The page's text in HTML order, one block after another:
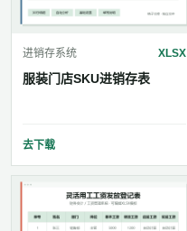
进销存系统 XLSX
服装门店SKU进销存表
去下载